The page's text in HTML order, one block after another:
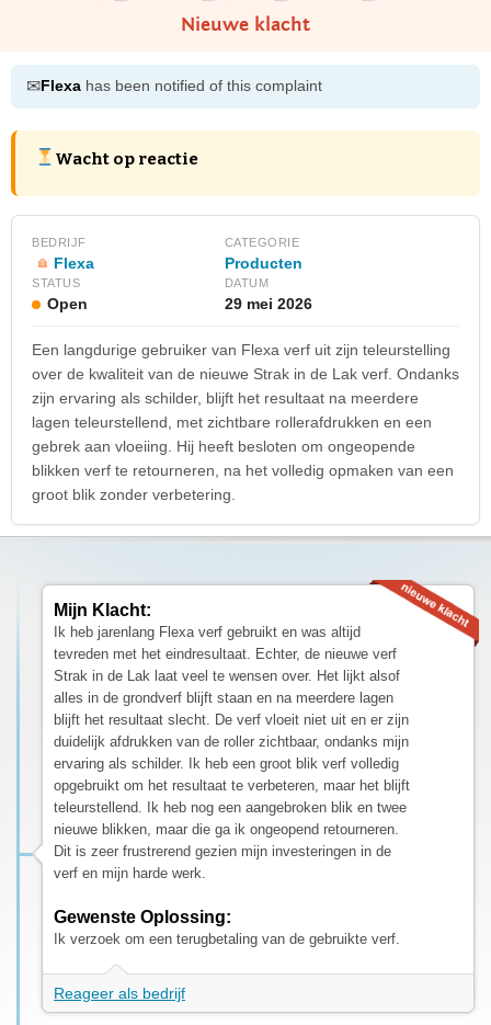
Nieuwe klacht
✉Flexa has been notified of this complaint
Wacht op reactie
BEDRIJF
Flexa
CATEGORIE
Producten
STATUS
Open
DATUM
29 mei 2026
Een langdurige gebruiker van Flexa verf uit zijn teleurstelling
over de kwaliteit van de nieuwe Strak in de Lak verf. Ondanks
zijn ervaring als schilder, blijft het resultaat na meerdere
lagen teleurstellend, met zichtbare rollerafdrukken en een
gebrek aan vloeiing. Hij heeft besloten om ongeopende
blikken verf te retourneren, na het volledig opmaken van een
groot blik zonder verbetering.
Mijn Klacht:
Ik heb jarenlang Flexa verf gebruikt en was altijd
tevreden met het eindresultaat. Echter, de nieuwe verf
Strak in de Lak laat veel te wensen over. Het lijkt alsof
alles in de grondverf blijft staan en na meerdere lagen
blijft het resultaat slecht. De verf vloeit niet uit en er zijn
duidelijk afdrukken van de roller zichtbaar, ondanks mijn
ervaring als schilder. Ik heb een groot blik verf volledig
opgebruikt om het resultaat te verbeteren, maar het blijft
teleurstellend. Ik heb nog een aangebroken blik en twee
nieuwe blikken, maar die ga ik ongeopend retourneren.
Dit is zeer frustrerend gezien mijn investeringen in de
verf en mijn harde werk.
Gewenste Oplossing:
Ik verzoek om een terugbetaling van de gebruikte verf.
Reageer als bedrijf